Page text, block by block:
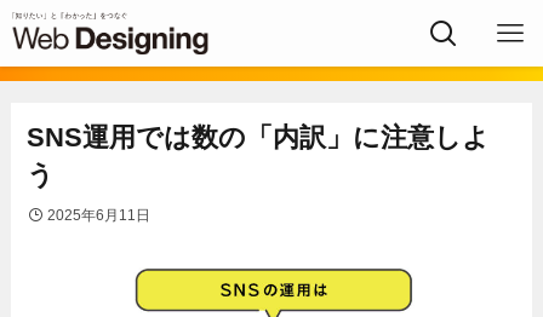
SNS運用では数の「内訳」に注意しよ
う
2025年6月11日